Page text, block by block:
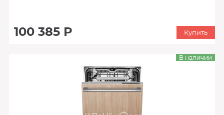
100 385 Р Купить
В наличии